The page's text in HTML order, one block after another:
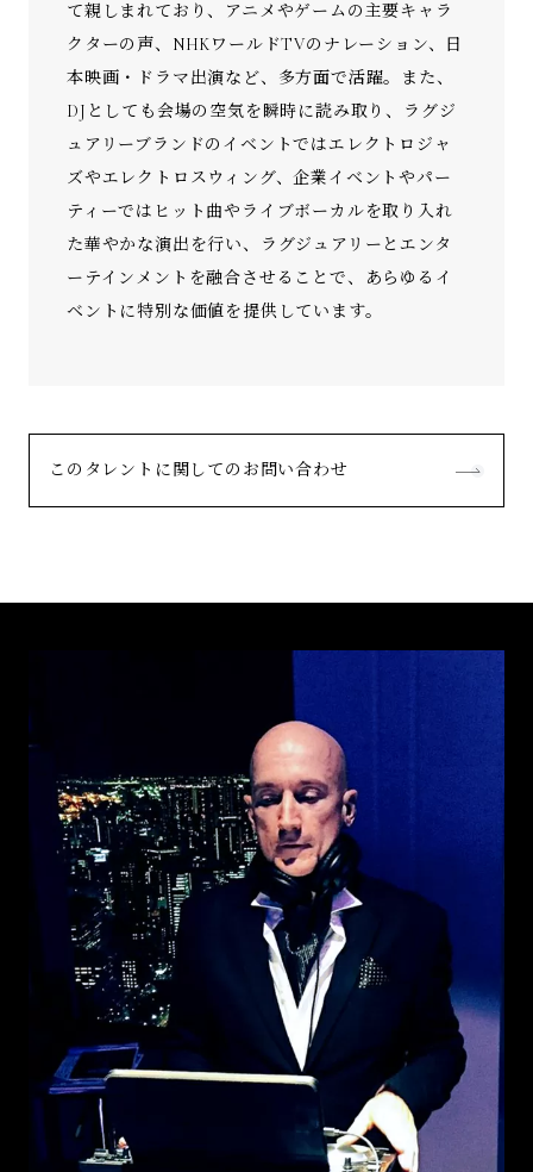
て親しまれており、アニメやゲームの主要キャラ
クターの声、NHKワールドTVのナレーション、日
本映画・ドラマ出演など、多方面で活躍。また、
DJとしても会場の空気を瞬時に読み取り、ラグジ
ュアリーブランドのイベントではエレクトロジャ
ズやエレクトロスウィング、企業イベントやパー
ティーではヒット曲やライブボーカルを取り入れ
た華やかな演出を行い、ラグジュアリーとエンタ
ーテインメントを融合させることで、あらゆるイ
ベントに特別な価値を提供しています。
このタレントに関してのお問い合わせ